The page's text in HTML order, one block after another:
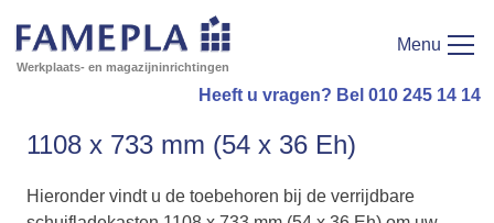
Werkplaats- en magazijninrichtingen
Menu
Heeft u vragen? Bel 010 245 14 14
1108 x 733 mm (54 x 36 Eh)
Hieronder vindt u de toebehoren bij de verrijdbare